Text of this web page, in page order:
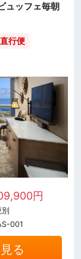
ュッフェ毎朝
直行便
円
001
る